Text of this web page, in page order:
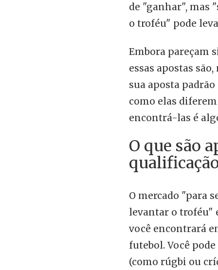
de "ganhar", mas
o troféu" pode
Embora pareçam
essas apostas
sua aposta
como elas
encontrá-las é
O que são
O mercado "para
levantar o troféu"
você encontrará
futebol. Você
(como rúgbi ou